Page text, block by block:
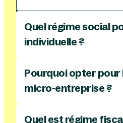
Quel régime social
individuelle ?
affilié à la Sécurité
(ex RSI). C'est lui qui
cotisations sociales, et
sociale.
Pourquoi opter pour
micro-entreprise ?
prisée.
Quel est régime